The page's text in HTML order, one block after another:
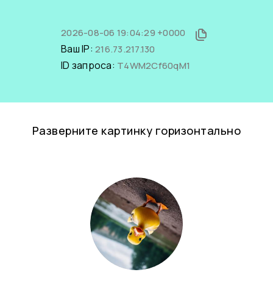
2026-08-06 19:04:29 +0000
Ваш IP: 216.73.217.130
ID запроса: T4WM2Cf60qM1
Разверните картинку горизонтально